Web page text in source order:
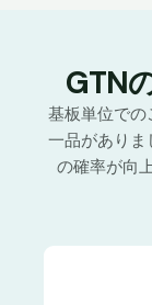
GTN
基板単位での
一品があり
の確率が向